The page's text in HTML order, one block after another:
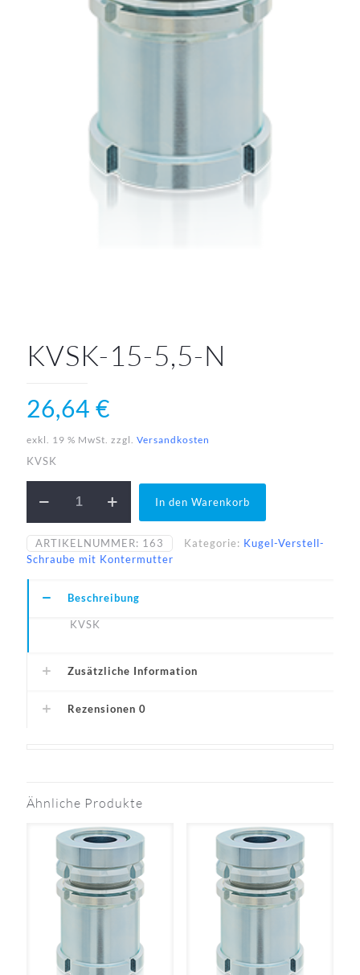
KVSK-15-5,5-N
26,64 €
exkl. 19 % MwSt. zzgl. Versandkosten
KVSK
15-
N
Menge
In den Warenkorb
ARTIKELNUMMER: 163 Kategorie: Kugel-Verstell-
Schraube mit Kontermutter
Beschreibung
KVSK
Zusätzliche Information
Rezensionen 0
Ähnliche Produkte